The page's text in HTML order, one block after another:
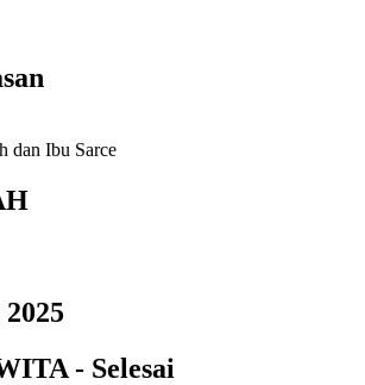
dan Ibu Sarce
- Selesai